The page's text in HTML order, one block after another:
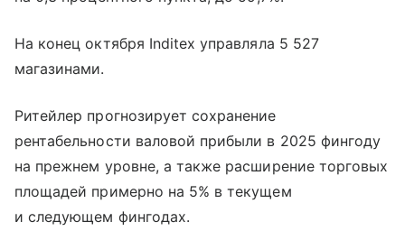
На конец октября Inditex управляла 5 527
магазинами.
Ритейлер прогнозирует сохранение
рентабельности валовой прибыли в 2025 фингоду
на прежнем уровне, а также расширение торговых
площадей примерно на 5% в текущем
и следующем фингодах.